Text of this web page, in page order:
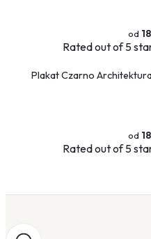
Ratedout of 5
Plakat Czarno
Ratedout of 5